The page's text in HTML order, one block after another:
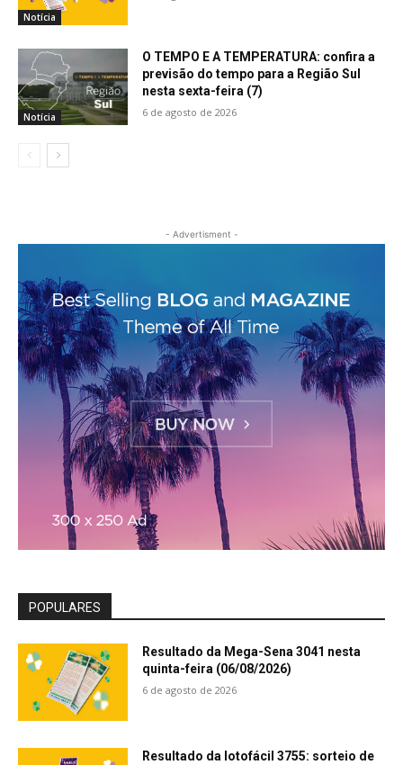
Notícia
Notícia
O TEMPO E A TEMPERATURA: confira a
previsão do tempo para a Região Sul
nesta sexta-feira (7)
6 de agosto de 2026
- Advertisment -
POPULARES
Resultado da Mega-Sena 3041 nesta
quinta-feira (06/08/2026)
6 de agosto de 2026
Resultado da lotofácil 3755: sorteio de